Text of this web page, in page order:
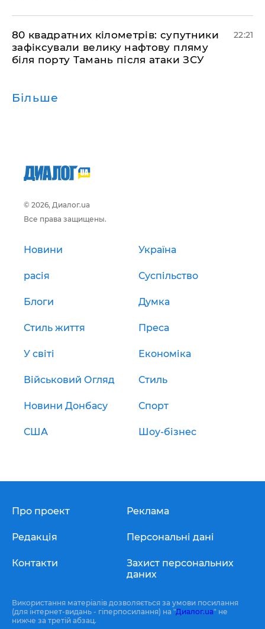
​80 квадратних кілометрів: супутники
зафіксували велику нафтову пляму
біля порту Тамань після атаки ЗСУ
22:21
Більше
© 2026, Диалог.ua
Все права защищены.
Новини Україна
расія Суспільство
Блоги Думка
Стиль життя Преса
У світі Економіка
Військовий Огляд Стиль
Новини Донбасу Спорт
США Шоу-бізнес
Про проект
Редакція
Контакти
Реклама
Персональні дані
Захист персональних
даних
Використання матеріалів дозволяється за умови посилання
(для інтернет-видань - гіперпосилання) на "Диалог.ua" не
нижче за третій абзац.